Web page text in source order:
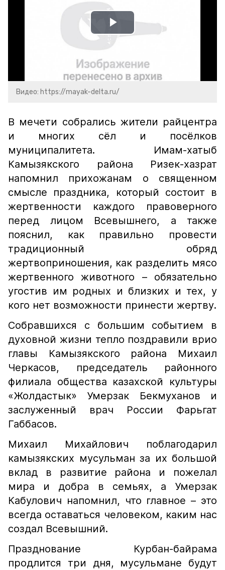
Play
Видео: https://mayak-delta.ru/
В мечети собрались жители райцентра
и многих сёл и посёлков
муниципалитета. Имам-хатыб
Камызякского района Ризек-хазрат
напомнил прихожанам о священном
смысле праздника, который состоит в
жертвенности каждого правоверного
перед лицом Всевышнего, а также
пояснил, как правильно провести
традиционный обряд
жертвоприношения, как разделить мясо
жертвенного животного – обязательно
угостив им родных и близких и тех, у
кого нет возможности принести жертву.
Собравшихся с большим событием в
духовной жизни тепло поздравили врио
главы Камызякского района Михаил
Черкасов, председатель районного
филиала общества казахской культуры
«Жолдастык» Умерзак Бекмуханов и
заслуженный врач России Фарьгат
Габбасов.
Михаил Михайлович поблагодарил
камызякских мусульман за их большой
вклад в развитие района и пожелал
мира и добра в семьях, а Умерзак
Кабулович напомнил, что главное – это
всегда оставаться человеком, каким нас
создал Всевышний.
Празднование Курбан-байрама
продлится три дня, мусульмане будут